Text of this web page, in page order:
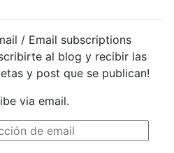
/ Email subscriptions
al blog y recibir las
y post que se publican!
via email.